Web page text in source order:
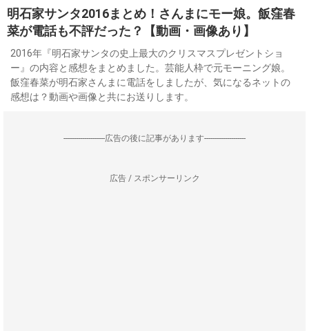
明石家サンタ2016まとめ！さんまにモー娘。飯窪春
菜が電話も不評だった？【動画・画像あり】
2016年『明石家サンタの史上最大のクリスマスプレゼントショ
ー』の内容と感想をまとめました。芸能人枠で元モーニング娘。
飯窪春菜が明石家さんまに電話をしましたが、気になるネットの
感想は？動画や画像と共にお送りします。
--------------------広告の後に記事があります--------------------
広告 / スポンサーリンク